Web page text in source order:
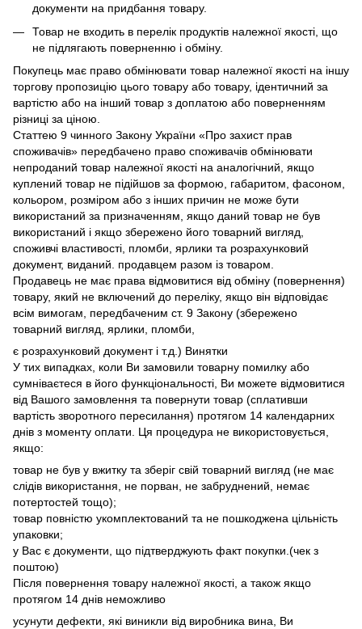
документи на придбання товару.
Товар не входить в перелік продуктів належної якості, що
не підлягають поверненню і обміну.
Покупець має право обмінювати товар належної якості на іншу
торгову пропозицію цього товару або товару, ідентичний за
вартістю або на інший товар з доплатою або поверненням
різниці за ціною.
Статтею 9 чинного Закону України «Про захист прав
споживачів» передбачено право споживачів обмінювати
непроданий товар належної якості на аналогічний, якщо
куплений товар не підійшов за формою, габаритом, фасоном,
кольором, розміром або з інших причин не може бути
використаний за призначенням, якщо даний товар не був
використаний і якщо збережено його товарний вигляд,
споживчі властивості, пломби, ярлики та розрахунковий
документ, виданий. продавцем разом із товаром.
Продавець не має права відмовитися від обміну (повернення)
товару, який не включений до переліку, якщо він відповідає
всім вимогам, передбаченим ст. 9 Закону (збережено
товарний вигляд, ярлики, пломби,
є розрахунковий документ і т.д.) Винятки
У тих випадках, коли Ви замовили товарну помилку або
сумніваєтеся в його функціональності, Ви можете відмовитися
від Вашого замовлення та повернути товар (сплативши
вартість зворотного пересилання) протягом 14 календарних
днів з моменту оплати. Ця процедура не використовується,
якщо:
товар не був у вжитку та зберіг свій товарний вигляд (не має
слідів використання, не порван, не забруднений, немає
потертостей тощо);
товар повністю укомплектований та не пошкоджена цільність
упаковки;
у Вас є документи, що підтверджують факт покупки.(чек з
поштою)
Після повернення товару належної якості, а також якщо
протягом 14 днів неможливо
усунути дефекти, які виникли від виробника вина, Ви